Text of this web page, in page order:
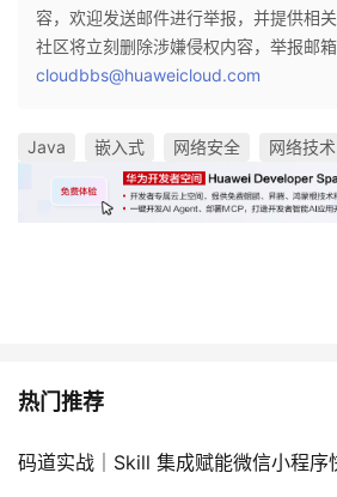
容，欢迎发送邮件进行举报，并提供相
社区将立刻删除涉嫌侵权内容，举报邮箱
cloudbbs@huaweicloud.com
Java 嵌入式 网络安全 网络技术
热门推荐
码道实战｜Skill 集成赋能微信小程序